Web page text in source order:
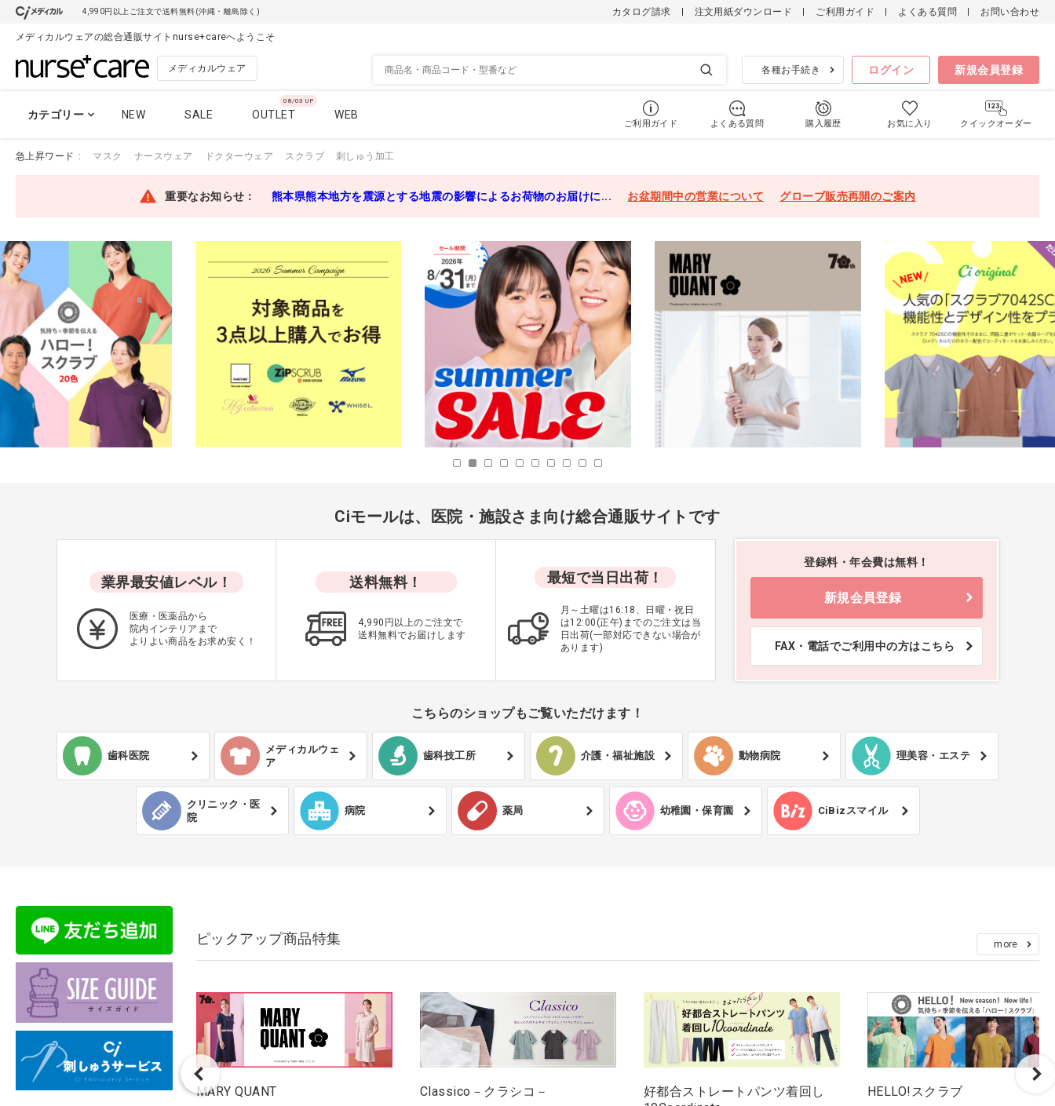
4,990円以上ご注文で送料無料(沖縄・離島除く) カタログ請求 注文用紙ダウンロード ご利用ガイド よくある質問 お問い合わせ
メディカルウェアの総合通販サイトnurse+careへようこそ
メディカルウェア 検索 各種お手続き ログイン 新規会員登録
カテゴリー
スクラブ
ナースウェア
ドクターコート
ケーシー
マタニティ
カーディガン
ソックス・タイツ・ストッキ
オーラルケア
感染予防
訳あり
アパレル商品
刺繍可能商品
スクラブ スクラブパンツ スクラブインナー 男女兼用
スクラブ おすすめアイテム
レディースカットソー
9001 [FOLK] ブラック
PANTONE スクラブ
7000SC ピーチファズ
レディースカットソー
9001 [FOLK] ブラック L
価格：ログイン後表示
PANTONE スクラブ
7000SC ピーチファズ
PANTONE スクラブ
7000SC ピーチファズ
NEW SALE
08/03 UP
OUTLET WEB
ご利用ガイド よくある質問 購入履歴 お気に入り クイックオーダー
急上昇ワード マスク ナースウェア ドクターウェア スクラブ 刺しゅう加工
重要なお知らせ： 熊本県熊本地方を震源とする地震の影響によるお荷物のお届けに... お盆期間中の営業について グローブ販売再開のご案内
Ciモールは、医院・施設さま向け総合通販サイトです
業界最安値レベル！
医療・医薬品から
院内インテリアまで
よりよい商品をお求め安く！
送料無料！
4,990円以上のご注文で
送料無料でお届けします
最短で当日出荷！
月～土曜は16:18、日曜・祝日
は12:00(正午)までのご注文は当
日出荷(一部対応できない場合が
あります)
登録料・年会費は無料！
新規会員登録
FAX・電話でご利用中の方はこちら
こちらのショップもご覧いただけます！
歯科医院
メディカルウェ
ア
歯科技工所 介護・福祉施設 動物病院 理美容・エステ
クリニック・医
院
病院 薬局 幼稚園・保育園 CiBizスマイル
ピックアップ商品特集 more
ウェアINDEX MARY QUANT Classico－クラシコ－
好都合ストレートパンツ着回し
HELLO!スクラブ